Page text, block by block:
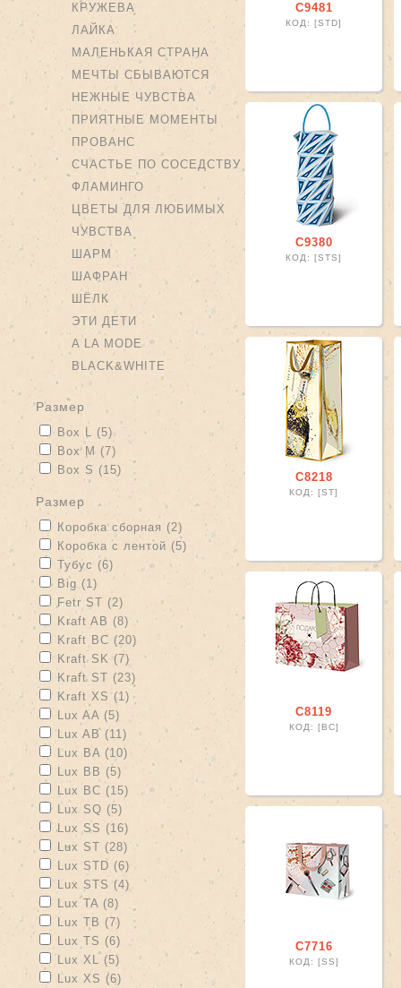
КРУЖЕВА
ЛАЙКА
МАЛЕНЬКАЯ СТРАНА
МЕЧТЫ СБЫВАЮТСЯ
НЕЖНЫЕ ЧУВСТВА
ПРИЯТНЫЕ МОМЕНТЫ
ПРОВАНС
СЧАСТЬЕ ПО СОСЕДСТВУ
ФЛАМИНГО
ЦВЕТЫ ДЛЯ ЛЮБИМЫХ
ЧУВСТВА
ШАРМ
ШАФРАН
ШЁЛК
ЭТИ ДЕТИ
A LA MODE
BLACK&WHITE
размер
Apply Box L filter
Box L (5) Apply Box L filter
Apply Box M filter
Box M (7)
Apply Box S filter
Box S (15) Apply Box S filter
размер
Apply Коробка сборная filter
Коробка сборная (2) Apply Коробка сборная filter
Apply Коробка с лентой filter
Коробка с лентой (5) Apply Коробка с лентой filter
Apply Тубус filter
Тубус (6) Apply Тубус filter
Apply Big filter
Big (1)
Apply Fetr ST filter
Fetr ST (2) Apply Fetr ST filter
Apply Kraft AB filter
Kraft AB (8) Apply Kraft AB filter
Apply Kraft BC filter
Kraft BC (20) Apply Kraft BC filter
Apply Kraft SK filter
Kraft SK (7) Apply Kraft SK filter
Apply Kraft ST filter
Kraft ST (23) Apply Kraft ST filter
Apply Kraft XS filter
Kraft XS (1) Apply Kraft XS filter
Apply Lux AA filter
Lux AA (5)
Apply Lux AB filter
Lux AB (11) Apply Lux AB filter
Apply Lux BA filter
Lux BA (10) Apply Lux BA filter
Apply Lux BB filter
Lux BB (5) Apply Lux BB filter
Apply Lux BC filter
Lux BC (15) Apply Lux BC filter
Apply Lux SQ filter
Lux SQ (5)
Apply Lux SS filter
Lux SS (16) Apply Lux SS filter
Apply Lux ST filter
Lux ST (28) Apply Lux ST filter
Apply Lux STD filter
Lux STD (6) Apply Lux STD filter
Apply Lux STS filter
Lux STS (4) Apply Lux STS filter
Apply Lux TA filter
Lux TA (8)
Apply Lux TB filter
Lux TB (7) Apply Lux TB filter
Apply Lux TS filter
Lux TS (6)
Apply Lux XL filter
Lux XL (5) Apply Lux XL filter
Apply Lux XS filter
Lux XS (6) Apply Lux XS filter
С9481
КОД: [STD]
С9380
КОД: [STS]
С8218
КОД: [ST]
С8119
КОД: [ВС]
С7716
КОД: [SS]